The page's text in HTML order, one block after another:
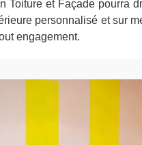
Toiture et Façade pourra
personnalisé et sur
engagement.